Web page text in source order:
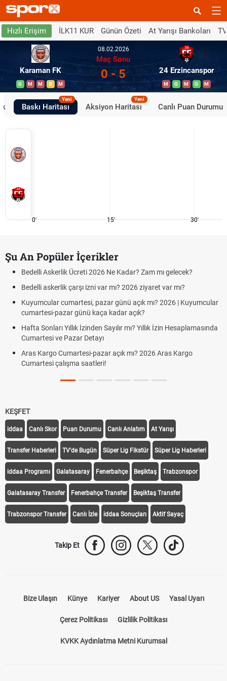
Hızlı Erişim İLK11 KUR Günün Özeti At Yarışı Bankoları
Karaman FK
G M M B M
08.02.2026
Maç Sonu
0 - 5 24 Erzincanspor
M G M G M
Baskı Haritası
Yeni
Aksiyon Haritası
Yeni
Canlı Puan Durumu
0' 15' 30'
Şu An Popüler İçerikler
Bedelli Askerlik Ücreti 2026 Ne Kadar? Zam mı gelecek?
Bedelli askerlik çarşı izni var mı? 2026 ziyaret var mı?
Kuyumcular cumartesi, pazar günü açık mı? 2026 | Kuyumcular
cumartesi-pazar günü kaça kadar açık?
Hafta Sonları Yıllık İzinden Sayılır mı? Yıllık İzin Hesaplamasında
Cumartesi ve Pazar Detayı
Aras Kargo Cumartesi-pazar açık mı? 2026 Aras Kargo
Cumartesi çalışma saatleri!
KEŞFET
iddaa Canlı Skor Puan Durumu Canlı Anlatım At Yarışı
Transfer Haberleri TV'de Bugün Süper Lig Fikstür Süper Lig Haberleri
iddaa Programı Galatasaray Fenerbahçe Beşiktaş Trabzonspor
Galatasaray Transfer Fenerbahçe Transfer Beşiktaş Transfer
Trabzonspor Transfer Canlı İzle iddaa Sonuçları Aktif Sayaç
Takip Et
Bize Ulaşın Künye Kariyer About US Yasal Uyarı
Çerez Politikası Gizlilik Politikası
KVKK Aydınlatma Metni Kurumsal